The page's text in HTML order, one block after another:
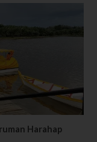
Harahap